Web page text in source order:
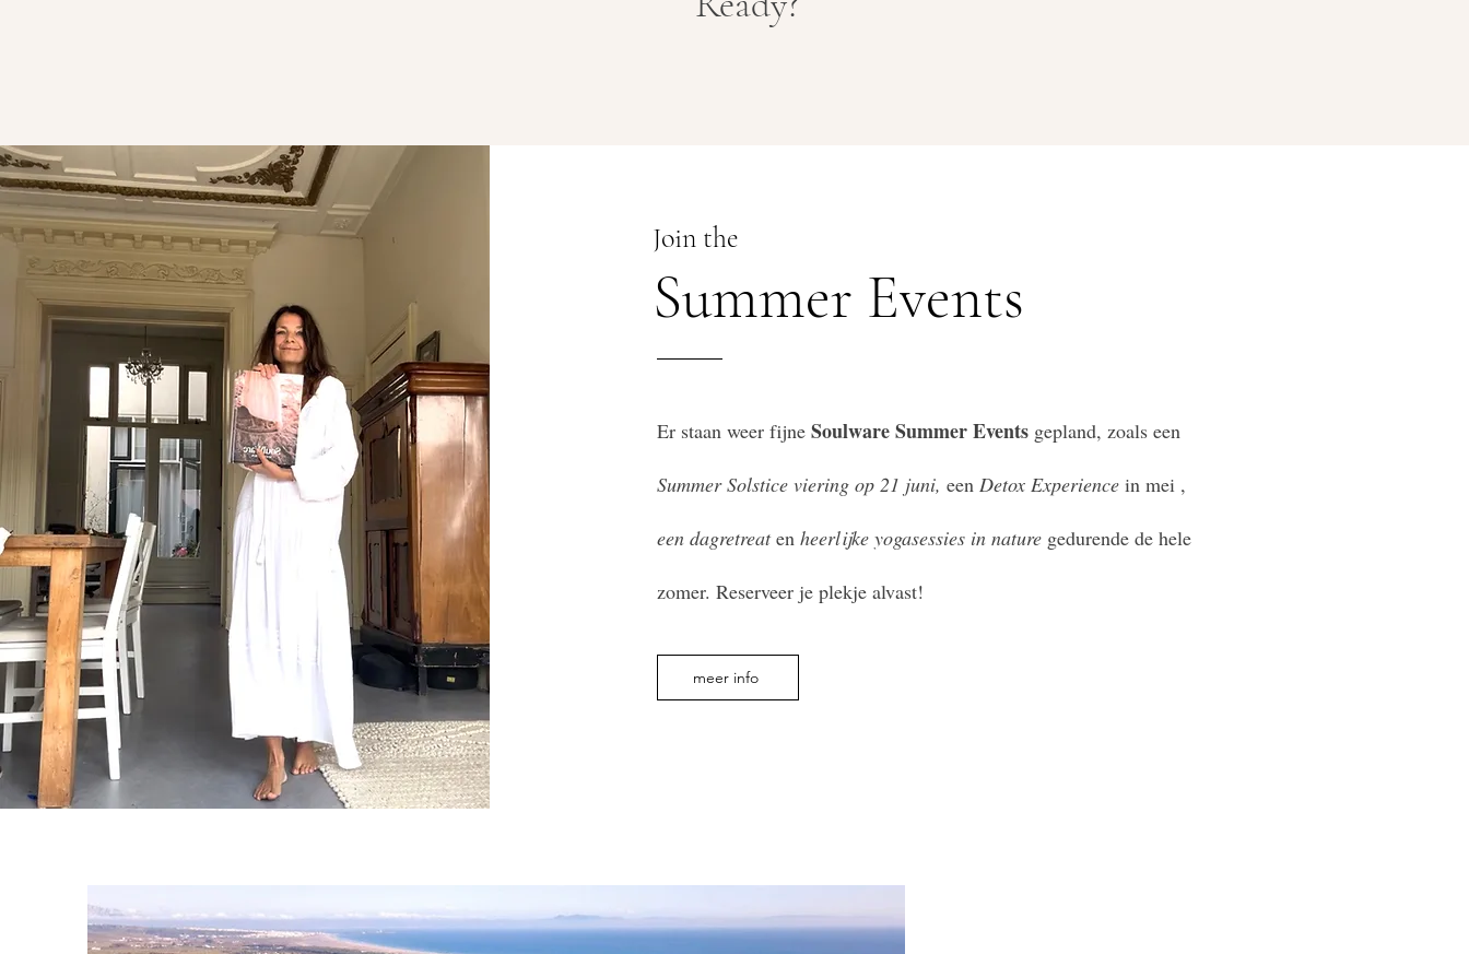
Join the
Summer Events
Er staan weer fijne Soulware Summer Eventsgepland, zoals een
Summer Solstice viering op 21 juni, een Detox Experiencein mei ,
een dagretreatenheerlijke yogasessies in nature gedurende de hele
zomer. Reserveer je plekje alvast!
meer info